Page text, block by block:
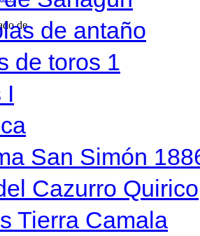
de
de antaño
de toros 1
I
San Simón
Cazurro Quirico
Tierra Camala